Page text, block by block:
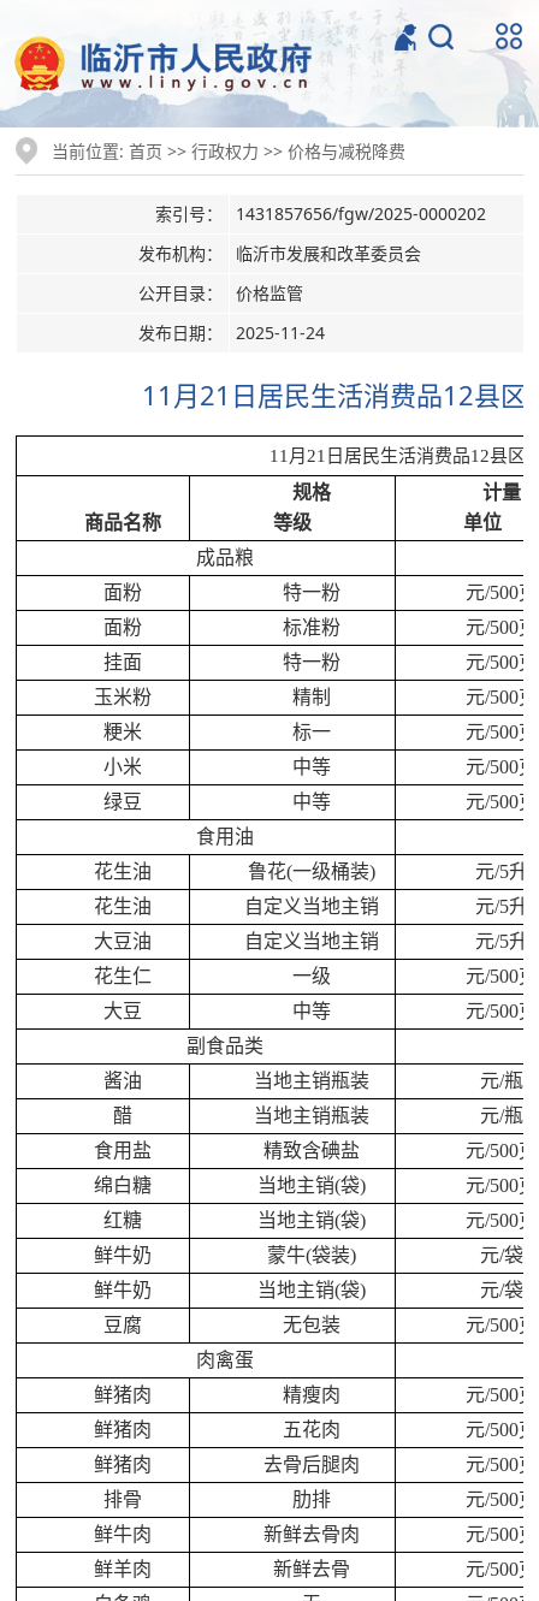
当前位置:首页 >>行政权力 >>价格与减税降费
索引号：
1431857656/fgw/2025-0000202
发布机构：
临沂市发展和改革委员会
公开目录：
价格监管
发布日期：
2025-11-24
11月21日居民生活消费品12县区
11月21日居民生活消费品12县区
商品名称
规格
等级
计量
单位
成品粮
面粉
特一粉
元/500克
面粉
标准粉
元/500克
挂面
特一粉
元/500克
玉米粉
精制
元/500克
粳米
标一
元/500克
小米
中等
元/500克
绿豆
中等
元/500克
食用油
花生油
鲁花(一级桶装)
元/5升
花生油
自定义当地主销
元/5升
大豆油
自定义当地主销
元/5升
花生仁
一级
元/500克
大豆
中等
元/500克
副食品类
酱油
当地主销瓶装
元/瓶
醋
当地主销瓶装
元/瓶
食用盐
精致含碘盐
元/500克
绵白糖
当地主销(袋)
元/500克
红糖
当地主销(袋)
元/500克
鲜牛奶
蒙牛(袋装)
元/袋
鲜牛奶
当地主销(袋)
元/袋
豆腐
无包装
元/500克
肉禽蛋
鲜猪肉
精瘦肉
元/500克
鲜猪肉
五花肉
元/500克
鲜猪肉
去骨后腿肉
元/500克
排骨
肋排
元/500克
鲜牛肉
新鲜去骨肉
元/500克
鲜羊肉
新鲜去骨
元/500克